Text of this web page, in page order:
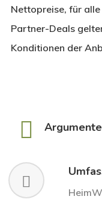
Nettopreise, für
Partner-Deals
Konditionen der